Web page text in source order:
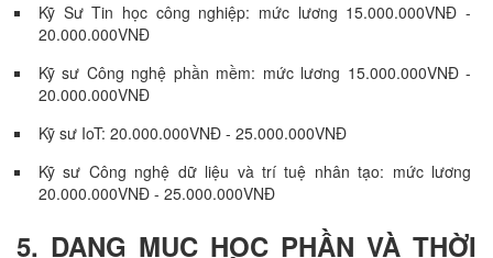
Kỹ Sư Tin học công nghiệp: mức lương 15.000.000VNĐ -
20.000.000VNĐ
Kỹ sư Công nghệ phần mềm: mức lương 15.000.000VNĐ -
20.000.000VNĐ
Kỹ sư IoT: 20.000.000VNĐ - 25.000.000VNĐ
Kỹ sư Công nghệ dữ liệu và trí tuệ nhân tạo: mức lương
20.000.000VNĐ - 25.000.000VNĐ
5. DANG MỤC HỌC PHẦN VÀ THỜI